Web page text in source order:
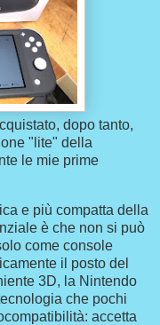
dopo tanto,
"lite" della
le mie prime
e più compatta della
è che non si può
come console
il posto del
3D, la Nintendo
che pochi
accetta